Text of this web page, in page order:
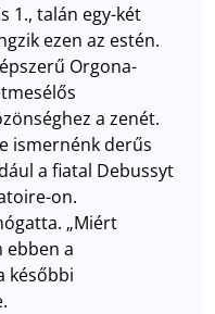
1., talán egy-két
ezen az estén.
Orgona-
a zenét.
ismernénk derűs
a fiatal Debussyt
on.
„Miért
ebben a
későbbi